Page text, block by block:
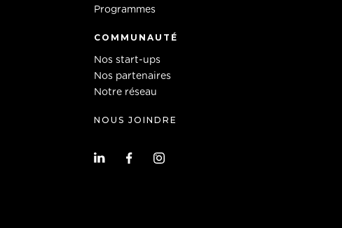
Programmes
COMMUNAUTÉ
Nos start-ups
Nos partenaires
Notre réseau
NOUS JOINDRE